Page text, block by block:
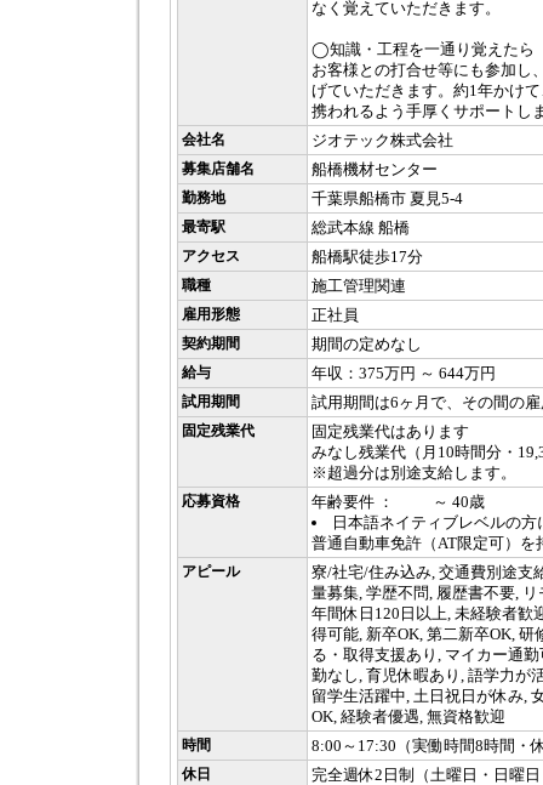
なく覚えていただきます。
◯知識・工程を一通り覚えたら
お客様との打合せ等にも参加し
げていただきます。約1年かけ
携われるよう手厚くサポートし
会社名 ジオテック株式会社
募集店舗名 船橋機材センター
勤務地 千葉県船橋市 夏見5-4
最寄駅 総武本線 船橋
アクセス 船橋駅徒歩17分
職種 施工管理関連
雇用形態 正社員
契約期間 期間の定めなし
給与 年収：375万円 ～ 644万円
試用期間 試用期間は6ヶ月で、その間の
固定残業代
固定残業代はあります
みなし残業代（月10時間分・
※超過分は別途支給します。
応募資格
年齢要件 ： ～ 40歳
日本語ネイティブレベルの方
普通自動車免許（AT限定可）を
アピール
寮/社宅/住み込み, 交通費別途支
量募集, 学歴不問, 履歴書不要,
年間休日120日以上, 未経験者歓
得可能, 新卒OK, 第二新卒OK, 研
る・取得支援あり, マイカー通
勤なし, 育児休暇あり, 語学力が
留学生活躍中, 土日祝日が休み,
OK, 経験者優遇, 無資格歓迎
時間 8:00～17:30（実働時間8時間・
休日
完全週休2日制（土曜日・日曜